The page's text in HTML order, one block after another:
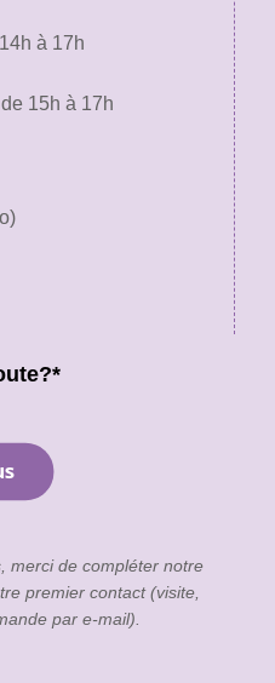
à 17h
15h à 17h
merci de compléter notre
premier contact (visite,
par e-mail).